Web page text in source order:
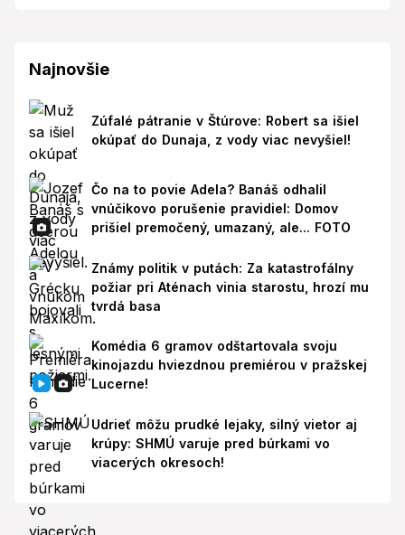
Najnovšie
Zúfalé pátranie v Štúrove: Robert sa išiel
okúpať do Dunaja, z vody viac nevyšiel!
Čo na to povie Adela? Banáš odhalil
vnúčikovo porušenie pravidiel: Domov
prišiel premočený, umazaný, ale... FOTO
Známy politik v putách: Za katastrofálny
požiar pri Aténach vinia starostu, hrozí mu
tvrdá basa
Komédia 6 gramov odštartovala svoju
kinojazdu hviezdnou premiérou v pražskej
Lucerne!
Udrieť môžu prudké lejaky, silný vietor aj
krúpy: SHMÚ varuje pred búrkami vo
viacerých okresoch!